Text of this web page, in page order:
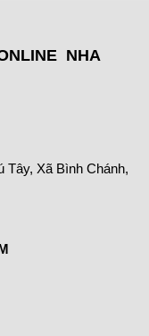
NHA
Tây, Xã Bình Chánh,